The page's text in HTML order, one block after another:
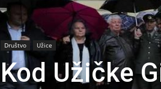
Društvo Užice
Kod Užičke